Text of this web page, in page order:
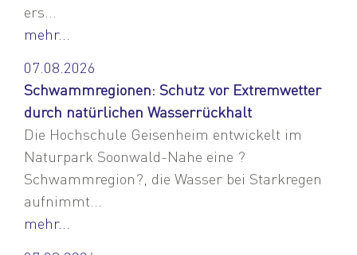
ers...
mehr...
07.08.2026
Schwammregionen: Schutz vor Extremwetter
durch natürlichen Wasserrückhalt
Die Hochschule Geisenheim entwickelt im
Naturpark Soonwald-Nahe eine ?
Schwammregion?, die Wasser bei Starkregen
aufnimmt...
mehr...